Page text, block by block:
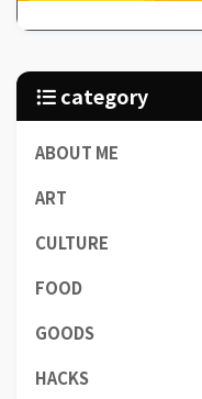
category
ABOUT ME
ART
CULTURE
FOOD
GOODS
HACKS